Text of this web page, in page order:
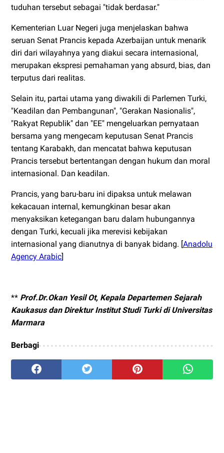
tuduhan tersebut sebagai "tidak berdasar."
Kementerian Luar Negeri juga menjelaskan bahwa
seruan Senat Prancis kepada Azerbaijan untuk menarik
diri dari wilayahnya yang diakui secara internasional,
merupakan ekspresi pemahaman yang absurd, bias, dan
terputus dari realitas.
Selain itu, partai utama yang diwakili di Parlemen Turki,
"Keadilan dan Pembangunan", "Gerakan Nasionalis",
"Rakyat Republik" dan "EE" mengeluarkan pernyataan
bersama yang mengecam keputusan Senat Prancis
tentang Karabakh, dan mencatat bahwa keputusan
Prancis tersebut bertentangan dengan hukum dan moral
internasional. Dan keadilan.
Prancis, yang baru-baru ini dipaksa untuk melawan
kekacauan internal, kemungkinan besar akan
menyaksikan ketegangan baru dalam hubungannya
dengan Turki, kecuali jika merevisi kebijakan
internasional yang dianutnya di banyak bidang. [Anadolu
Agency Arabic]
** Prof.Dr.Okan Yesil Ot, Kepala Departemen Sejarah
Kaukasus dan Direktur Institut Studi Turki di Universitas
Marmara
Berbagi